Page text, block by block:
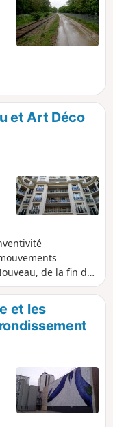
et Art Déco
de la fin du
Déco, dans
et les